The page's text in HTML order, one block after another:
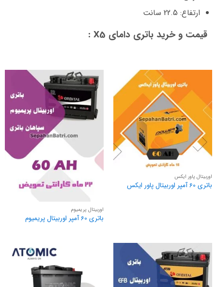
ارتفاع: 22.5 سانت
قیمت و خرید باتری دامای X5 :
اوربیتال پاور ایکس
باتری 60 آمپر اوربیتال پاور ایکس
اوربیتال پریمیوم
باتری 60 آمپر اوربیتال پریمیوم